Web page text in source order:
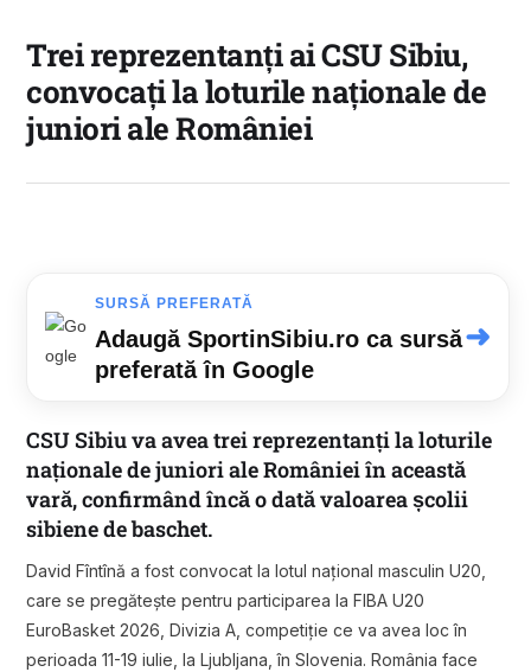
Trei reprezentanți ai CSU Sibiu,
convocați la loturile naționale de
juniori ale României
SURSĂ PREFERATĂ
Adaugă SportinSibiu.ro ca sursă
preferată în Google
➜
CSU Sibiu va avea trei reprezentanți la loturile
naționale de juniori ale României în această
vară, confirmând încă o dată valoarea școlii
sibiene de baschet.
David Fîntînă a fost convocat la lotul național masculin U20,
care se pregătește pentru participarea la FIBA U20
EuroBasket 2026, Divizia A, competiție ce va avea loc în
perioada 11-19 iulie, la Ljubljana, în Slovenia. România face